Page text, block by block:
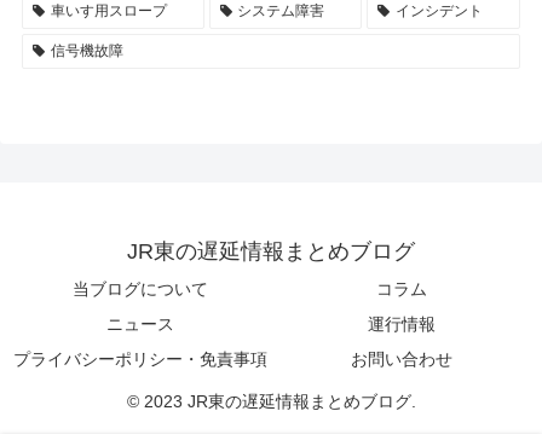
車いす用スロープ システム障害 インシデント
信号機故障
JR東の遅延情報まとめブログ
当ブログについて
コラム
ニュース
運行情報
プライバシーポリシー・免責事項
お問い合わせ
© 2023 JR東の遅延情報まとめブログ.